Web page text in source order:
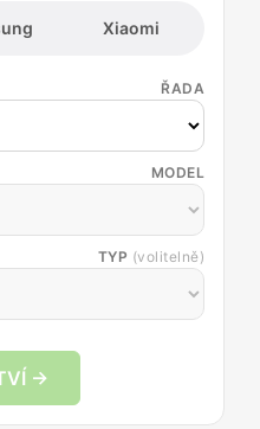
Xiaomi
ŘADA
MODEL
TYP (volitelně)
→